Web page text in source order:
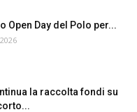
Open Day del Polo per...
la raccolta fondi su